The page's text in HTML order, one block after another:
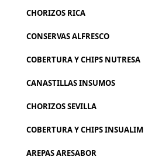
CHORIZOS RICA
CONSERVAS ALFRESCO
COBERTURA Y CHIPS NUTRESA
CANASTILLAS INSUMOS
CHORIZOS SEVILLA
COBERTURA Y CHIPS INSUALIM
AREPAS ARESABOR